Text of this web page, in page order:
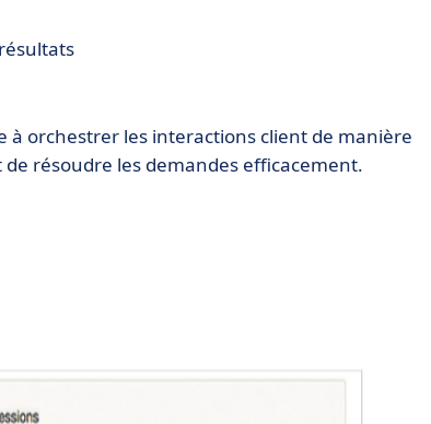
à orchestrer les interactions client de manière
résoudre les demandes efficacement.